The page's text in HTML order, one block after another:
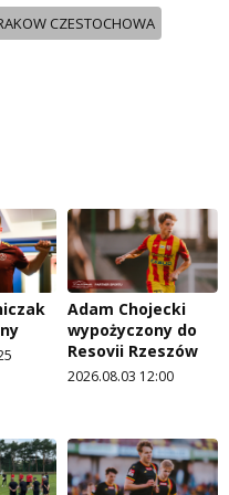
CZESTOCHOWA
Adam Chojecki
wypożyczony do
Resovii Rzeszów
2026.08.03 12:00